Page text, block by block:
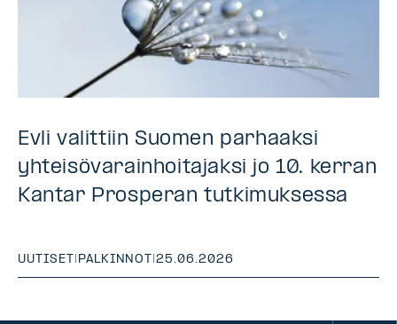
Evli valittiin Suomen parhaaksi
yhteisövarainhoitajaksi jo 10. kerran
Kantar Prosperan tutkimuksessa
UUTISET | PALKINNOT |25.06.2026